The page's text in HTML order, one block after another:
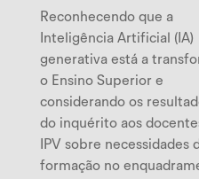
Reconhecendo que a
Inteligência Artificial (IA)
generativa está a
o Ensino Superior e
considerando os
do inquérito aos
IPV sobre necessidades
formação no